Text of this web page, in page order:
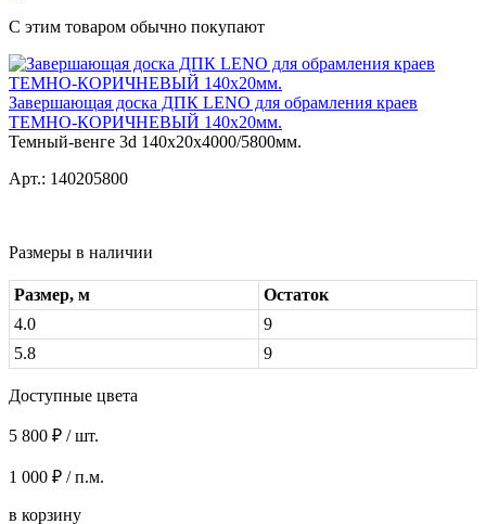
С этим товаром обычно покупают
Завершающая доска ДПК LENO для обрамления краев
ТЕМНО-КОРИЧНЕВЫЙ 140x20мм.
Темный-венге 3d 140x20x4000/5800мм.
Арт.: 140205800
Размеры в наличии
Размер, м
Остаток
4.0
9
5.8
9
Доступные цвета
5 800 ₽ / шт.
1 000 ₽ / п.м.
в корзину